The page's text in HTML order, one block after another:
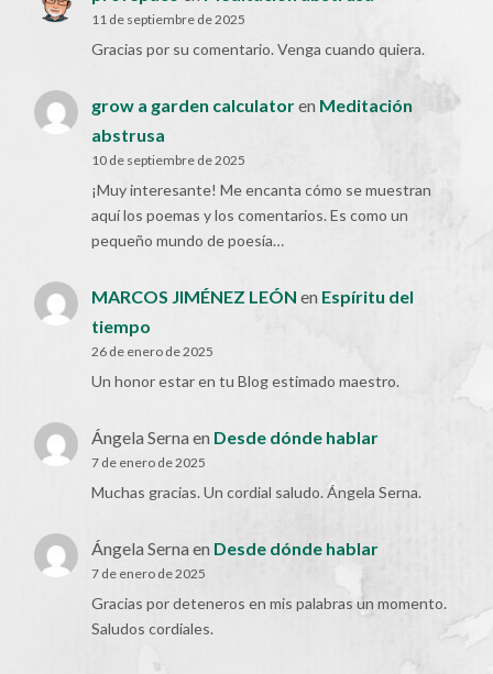
11 de septiembre de 2025
Gracias por su comentario. Venga cuando quiera.
grow a garden calculatoren Meditación
abstrusa
10 de septiembre de 2025
¡Muy interesante! Me encanta cómo se muestran
aquí los poemas y los comentarios. Es como un
pequeño mundo de poesía…
MARCOS JIMÉNEZ LEÓN en Espíritu del
tiempo
26 de enero de 2025
Un honor estar en tu Blog estimado maestro.
Ángela Serna en Desde dónde hablar
7 de enero de 2025
Muchas gracias. Un cordial saludo. Ángela Serna.
Ángela Serna en Desde dónde hablar
7 de enero de 2025
Gracias por deteneros en mis palabras un momento.
Saludos cordiales.